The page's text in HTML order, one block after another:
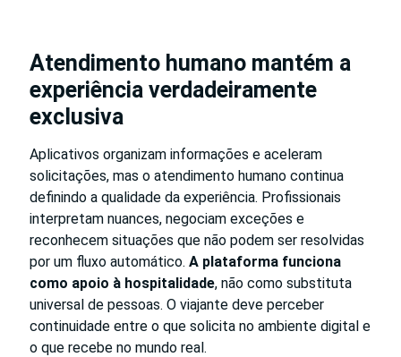
Atendimento humano mantém a
experiência verdadeiramente
exclusiva
Aplicativos organizam informações e aceleram
solicitações, mas o atendimento humano continua
definindo a qualidade da experiência. Profissionais
interpretam nuances, negociam exceções e
reconhecem situações que não podem ser resolvidas
por um fluxo automático. A plataforma funciona
como apoio à hospitalidade, não como substituta
universal de pessoas. O viajante deve perceber
continuidade entre o que solicita no ambiente digital e
o que recebe no mundo real.